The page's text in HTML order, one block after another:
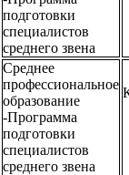
подготовки
специалистов
среднего звена
Среднее
профессиональное
образование
-Программа
подготовки
специалистов
среднего звена